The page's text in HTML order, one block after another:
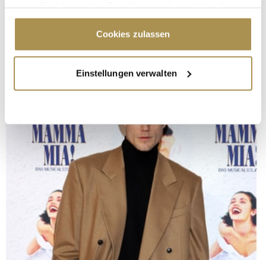
Cookie-Erklärung oder durch Klicken auf das Privacy
Trigger Symbol ändern oder widerrufen
Informationen über Ihre geografische Lage
erfassen, welche bis auf einige Meter genau sein
bestimmten Merkmalen (Fingerprinting) identifizieren
Erfahren Sie mehr darüber, wie Ihre persönlichen Daten
verarbeitet werden, und legen Sie Ihre Präferenzen im
Abschnitt Einzelheiten
fest.
Wir verwenden Cookies, um Inhalte und Anzeigen zu
personalisieren, Funktionen für soziale Medien anbieten
zu können und die Zugriffe auf unsere Website zu
analysieren. Außerdem geben wir Informationen zu Ihrer
Cookies zulassen
Einstellungen verwalten